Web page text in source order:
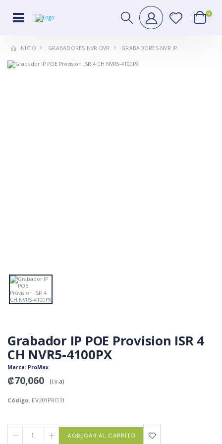
0
INICIO GRABADORES NVR DVR GRABADORES NVR IP
Grabador IP POE Provision ISR 4
CH NVR5-4100PX
Marca: ProMax
₡70,060 (i.v.a)
Código: EV201PRO31
AGREGAR AL CARRITO